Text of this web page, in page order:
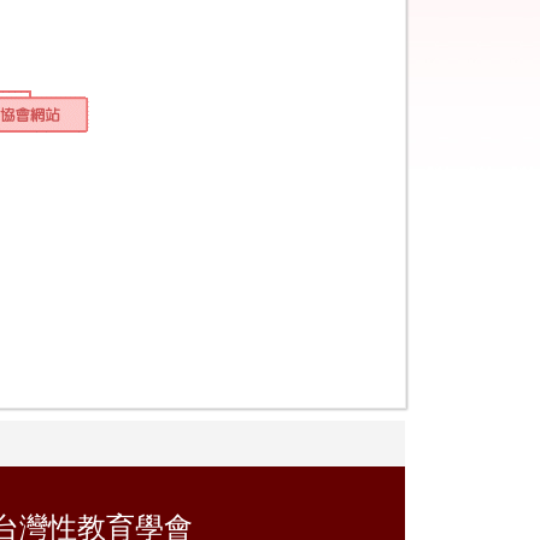
灣性教育學會